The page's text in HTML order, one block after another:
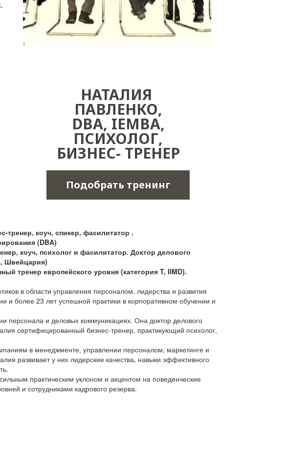
НАТАЛИЯ
ПАВЛЕНКО,
DBA, IEMBA,
ПСИХОЛОГ,
БИЗНЕС- ТРЕНЕР
Подобрать тренинг
тренер, коуч, спикер, фасилитатор .
(DBA)
коуч, психолог и фасилитатор. Доктор делового
Швейцария)
тренер европейского уровня (категория T, IIMD).
в области управления персоналом, лидерства и развития
и более 23 лет успешной практики в корпоративном обучении и
персонала и деловых коммуникациях. Она доктор делового
сертифицированный бизнес-тренер, практикующий психолог,
в менеджменте, управлении персоналом, маркетинге и
развивает у них лидерские качества, навыки эффективного
практическим уклоном и акцентом на поведенческие
и сотрудниками кадрового резерва.